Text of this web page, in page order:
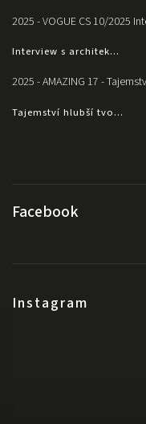
2025 - VOGUE CS 10/2025
Interview s architek...
2025 - AMAZING 17 -
Tajemství hlubší tvo...
Facebook
Instagram